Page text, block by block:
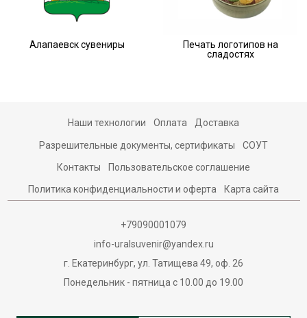
Алапаевск сувениры
Печать логотипов на
сладостях
Наши технологии Оплата Доставка
Разрешительные документы, сертификаты СОУТ
Контакты Пользовательское соглашение
Политика конфиденциальности и оферта Карта сайта
+79090001079
info-uralsuvenir@yandex.ru
г. Екатеринбург, ул. Татищева 49, оф. 26
Понедельник - пятница с 10.00 до 19.00